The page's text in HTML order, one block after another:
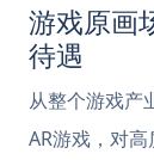
游戏原画
待遇
从整个游戏产
AR游戏，对